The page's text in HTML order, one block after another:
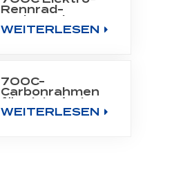
Rennrad-
Carbonrahmen,
passend für
WEITERLESEN
700C-
Carbonrahmen
für elektrisches
Stadtfahrrad mit
WEITERLESEN